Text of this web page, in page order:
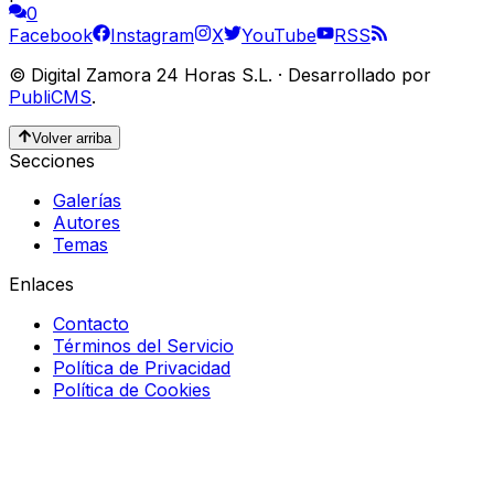
0
Facebook
Instagram X YouTube
RSS
© Digital Zamora 24 Horas S.L. · Desarrollado por
PubliCMS.
Volver arriba
Secciones
Galerías
Autores
Temas
Enlaces
Contacto
Términos del Servicio
Política de Privacidad
Política de Cookies